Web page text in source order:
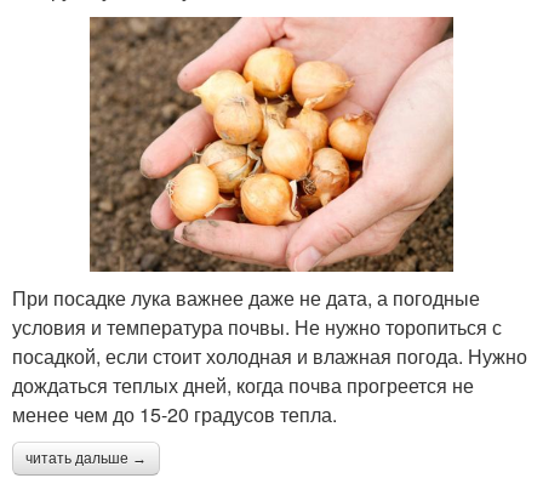
При посадке лука важнее даже не дата, а погодные
условия и температура почвы. Не нужно торопиться с
посадкой, если стоит холодная и влажная погода. Нужно
дождаться теплых дней, когда почва прогреется не
менее чем до 15-20 градусов тепла.
читать дальше →